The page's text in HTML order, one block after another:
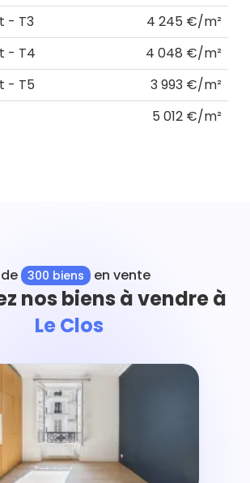
- T3
4 245 €/m²
- T4
4 048 €/m²
- T5
3 993 €/m²
5 012 €/m²
300 biens en vente
nos biens à vendre à
Le Clos